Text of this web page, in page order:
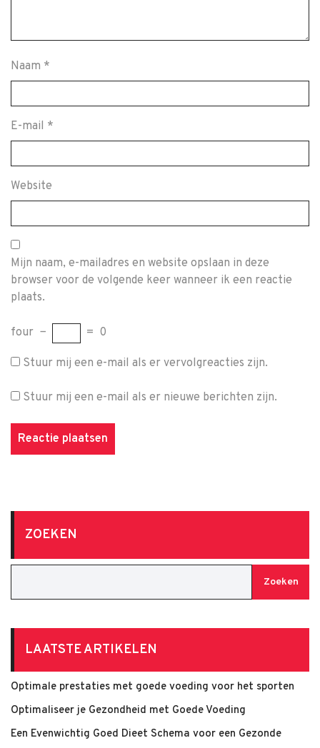
Naam *
E-mail *
Website
Mijn naam, e-mailadres en website opslaan in deze
browser voor de volgende keer wanneer ik een reactie
plaats.
four − = 0
Stuur mij een e-mail als er vervolgreacties zijn.
Stuur mij een e-mail als er nieuwe berichten zijn.
ZOEKEN
Zoeken
LAATSTE ARTIKELEN
Optimale prestaties met goede voeding voor het sporten
Optimaliseer je Gezondheid met Goede Voeding
Een Evenwichtig Goed Dieet Schema voor een Gezonde